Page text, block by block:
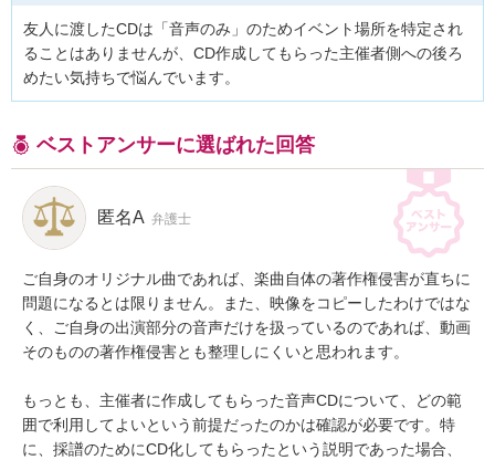
友人に渡したCDは「音声のみ」のためイベント場所を特定され
ることはありませんが、CD作成してもらった主催者側への後ろ
めたい気持ちで悩んでいます。
ベストアンサーに選ばれた回答
匿名A 弁護士
ご自身のオリジナル曲であれば、楽曲自体の著作権侵害が直ちに
問題になるとは限りません。また、映像をコピーしたわけではな
く、ご自身の出演部分の音声だけを扱っているのであれば、動画
そのものの著作権侵害とも整理しにくいと思われます。
もっとも、主催者に作成してもらった音声CDについて、どの範
囲で利用してよいという前提だったのかは確認が必要です。特
に、採譜のためにCD化してもらったという説明であった場合、